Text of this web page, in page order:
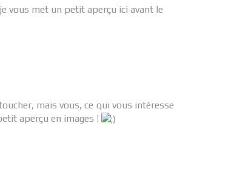
vous met un petit aperçu ici avant le
mais vous, ce qui vous intéresse
aperçu en images !